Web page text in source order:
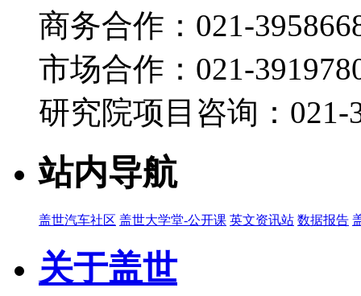
商务合作：021-
市场合作：021-
研究院项目咨询：021-
站内导航
盖世汽车社区 盖世大学堂-公开课 英文资讯站 数据报告
关于盖世